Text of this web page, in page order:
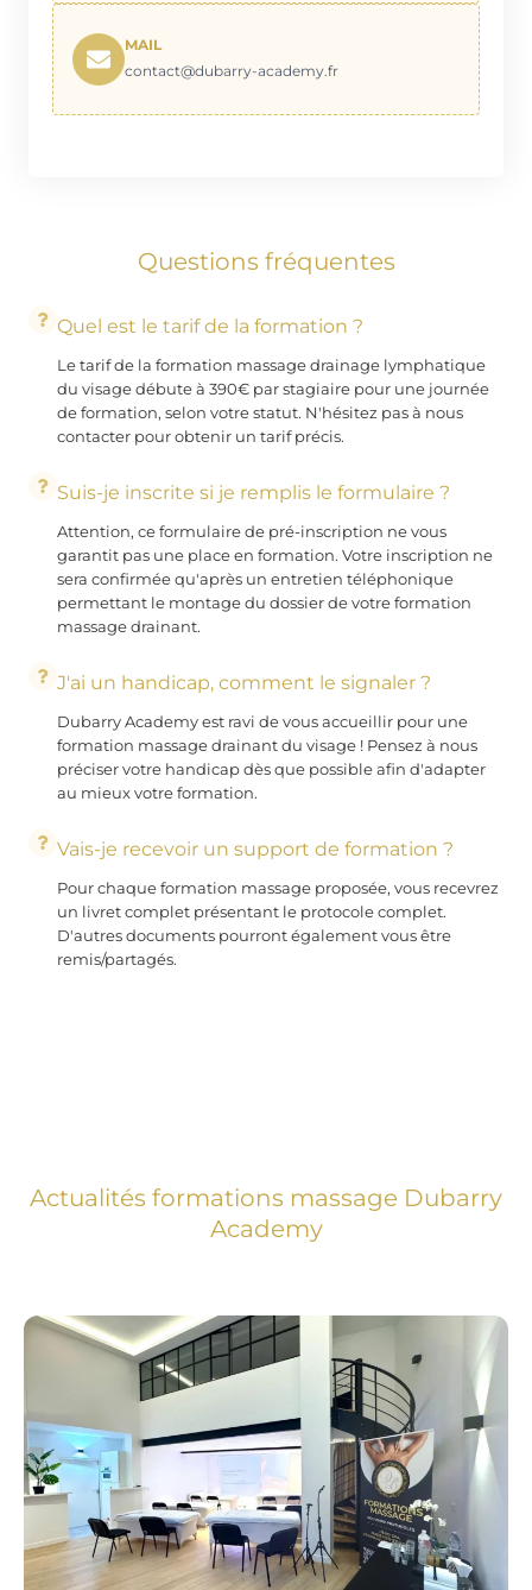
MAIL
contact@dubarry-academy.fr
Questions fréquentes
Quel est le tarif de la formation ?
Le tarif de la formation massage drainage lymphatique
du visage débute à 390€ par stagiaire pour une journée
de formation, selon votre statut. N'hésitez pas à nous
contacter pour obtenir un tarif précis.
Suis-je inscrite si je remplis le formulaire ?
Attention, ce formulaire de pré-inscription ne vous
garantit pas une place en formation. Votre inscription ne
sera confirmée qu'après un entretien téléphonique
permettant le montage du dossier de votre formation
massage drainant.
J'ai un handicap, comment le signaler ?
Dubarry Academy est ravi de vous accueillir pour une
formation massage drainant du visage ! Pensez à nous
préciser votre handicap dès que possible afin d'adapter
au mieux votre formation.
Vais-je recevoir un support de formation ?
Pour chaque formation massage proposée, vous recevrez
un livret complet présentant le protocole complet.
D'autres documents pourront également vous être
remis/partagés.
Actualités formations massage Dubarry
Academy